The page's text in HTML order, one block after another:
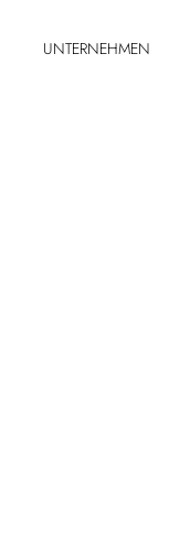
UNTERNEHMEN